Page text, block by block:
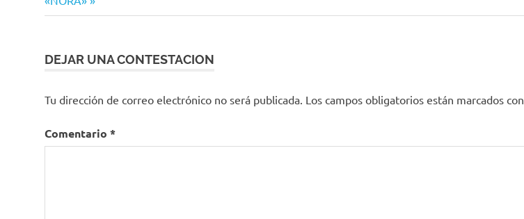
entradas
DEJAR UNA CONTESTACION
Tu dirección de correo electrónico no será publicada. Los campos obligatorios están marcados con
Comentario *